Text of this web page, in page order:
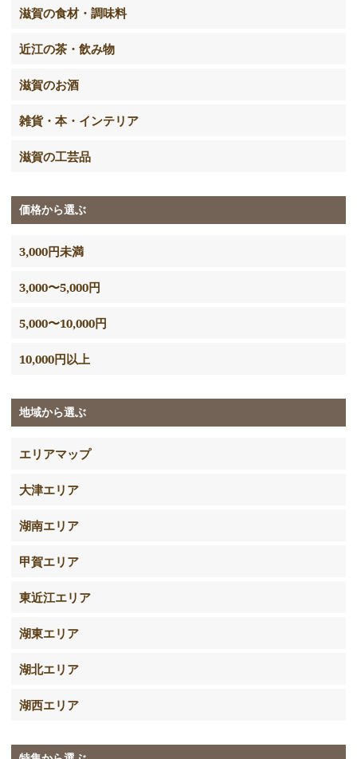
滋賀の食材・調味料
近江の茶・飲み物
滋賀のお酒
雑貨・本・インテリア
滋賀の工芸品
価格から選ぶ
3,000円未満
3,000〜5,000円
5,000〜10,000円
10,000円以上
地域から選ぶ
エリアマップ
大津エリア
湖南エリア
甲賀エリア
東近江エリア
湖東エリア
湖北エリア
湖西エリア